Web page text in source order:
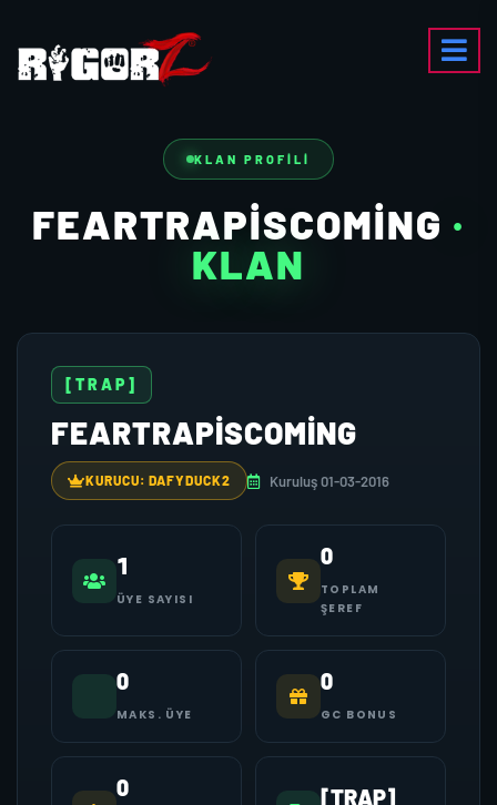
KLAN PROFILI
FEARTRAPISCOMING ·
KLAN
[TRAP]
FEARTRAPISCOMING
KURUCU: DAFYDUCK2 Kuruluş 01-03-2016
1
ÜYE SAYISI
0
TOPLAM
ŞEREF
0
MAKS. ÜYE
0
GC BONUS
0 [TRAP]